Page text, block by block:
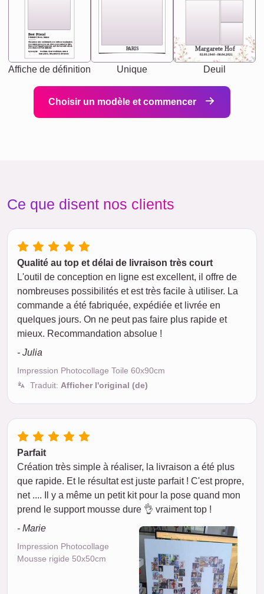
Best Friend
[<NAME>] Noun, feminie
Synonyms: Soulmate, closet confidante, sister at
heart person, life partner in adventure.
The person who understands you without explanation
you accepts just as you are. She's your partner in life's,
chaos your biggest supporter, and the one with whom
you share your best memories.
Affiche de définition
PARIS
Unique
Margarete Hof
02.05.1940 - 08.04.2021
Deuil
Choisir un modèle et commencer
Ce que disent nos clients
Qualité au top et délai de livraison très court
L'outil de conception en ligne est excellent, il offre de
nombreuses possibilités et est très facile à utiliser. La
commande a été fabriquée, expédiée et livrée en
quelques jours. On ne peut pas faire plus rapide et
mieux. Recommandation absolue !
- Julia
Impression Photocollage Toile 60x90cm
Traduit: Afficher l'original (de)
Parfait
Création très simple à réaliser, la livraison a été plus
que rapide. Et le résultat est juste parfait ! C'est propre,
net .... Il y a même un petit kit pour la pose quand mon
prend le support mousse dure 👌 vraiment top !
- Marie
Impression Photocollage
Mousse rigide 50x50cm